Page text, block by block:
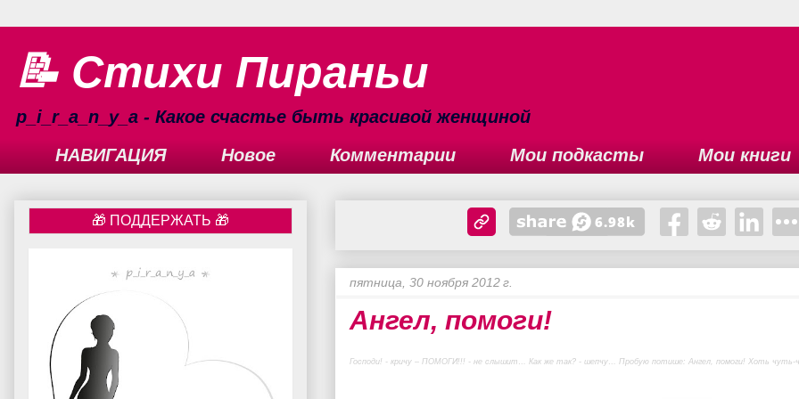
📝 Стихи Пираньи
p_i_r_a_n_y_a - Какое счастье быть красивой женщиной
НАВИГАЦИЯ
Новое Комментарии Мои подкасты Мои книги
пятница, 30 ноября 2012 г.
Ангел, помоги!
Господи! - кричу – ПОМОГИ!!! - не слышит… Как же так? - шепчу… Пробую потише: Ангел, помоги! Хоть чуть-